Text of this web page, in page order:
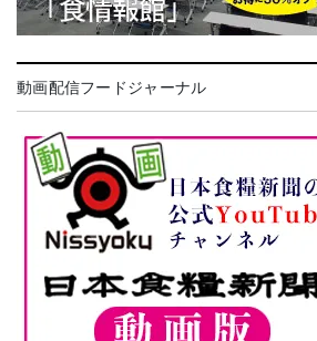
動画配信フードジャーナル